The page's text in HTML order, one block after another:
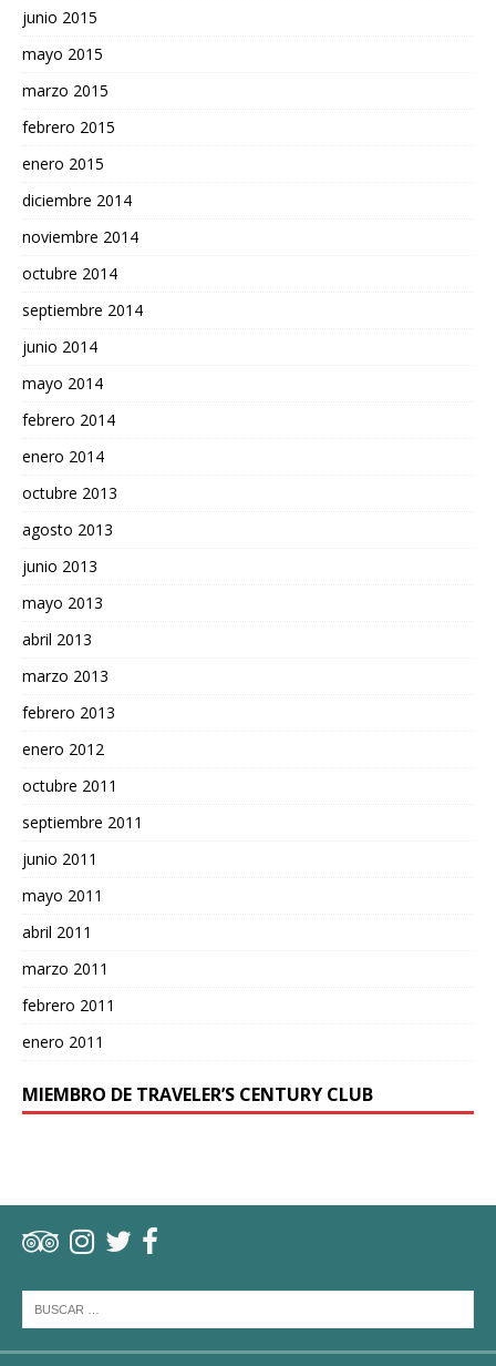
junio 2015
mayo 2015
marzo 2015
febrero 2015
enero 2015
diciembre 2014
noviembre 2014
octubre 2014
septiembre 2014
junio 2014
mayo 2014
febrero 2014
enero 2014
octubre 2013
agosto 2013
junio 2013
mayo 2013
abril 2013
marzo 2013
febrero 2013
enero 2012
octubre 2011
septiembre 2011
junio 2011
mayo 2011
abril 2011
marzo 2011
febrero 2011
enero 2011
MIEMBRO DE TRAVELER’S CENTURY CLUB